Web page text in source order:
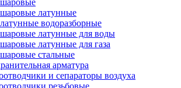
латунные
водоразборные
латунные для воды
латунные для газа
стальные
арматура
и сепараторы воздуха
резьбовые